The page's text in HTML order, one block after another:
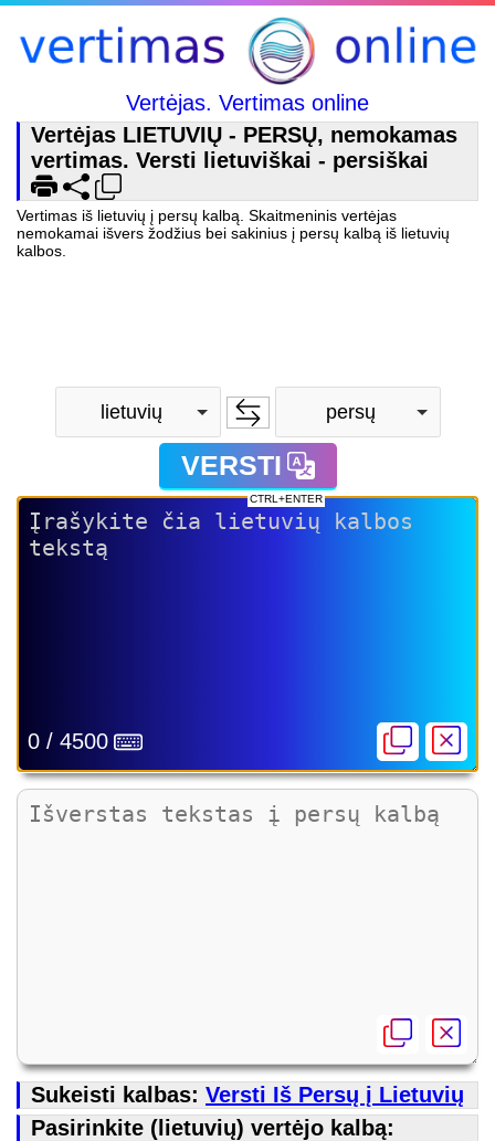
Vertėjas. Vertimas online
Vertėjas LIETUVIŲ - PERSŲ, nemokamas
vertimas. Versti lietuviškai - persiškai
Vertimas iš lietuvių į persų kalbą. Skaitmeninis vertėjas
nemokamai išvers žodžius bei sakinius į persų kalbą iš lietuvių
kalbos.
lietuvių persų
VERSTI
CTRL+ENTER
0 / 4500
Sukeisti kalbas: Versti Iš Persų į Lietuvių
Pasirinkite (lietuvių) vertėjo kalbą: